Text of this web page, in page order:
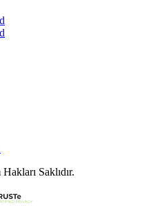
Saklıdır.